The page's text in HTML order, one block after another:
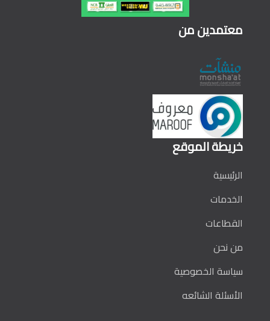
معتمدين من
خريطة الموقع
الرئيسية
الخدمات
القطاعات
من نحن
سياسة الخصوصية
الأسئلة الشائعه